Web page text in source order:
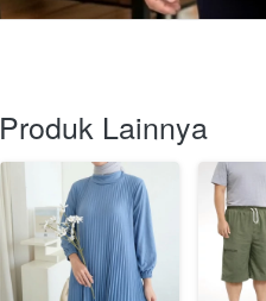
Produk Lainnya